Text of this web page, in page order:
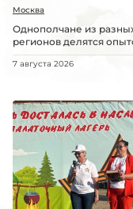
Москва
Однополчане из
регионов делятся
7 августа 2026